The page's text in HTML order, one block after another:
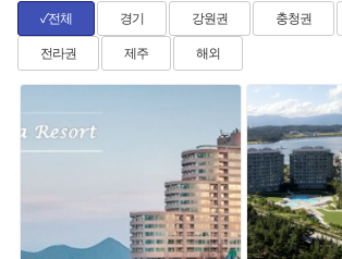
✓전체 경기 강원권 충청권
전라권 제주 해외